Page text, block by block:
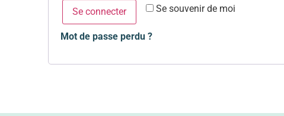
Se souvenir de moi
Se connecter
Mot de passe perdu ?